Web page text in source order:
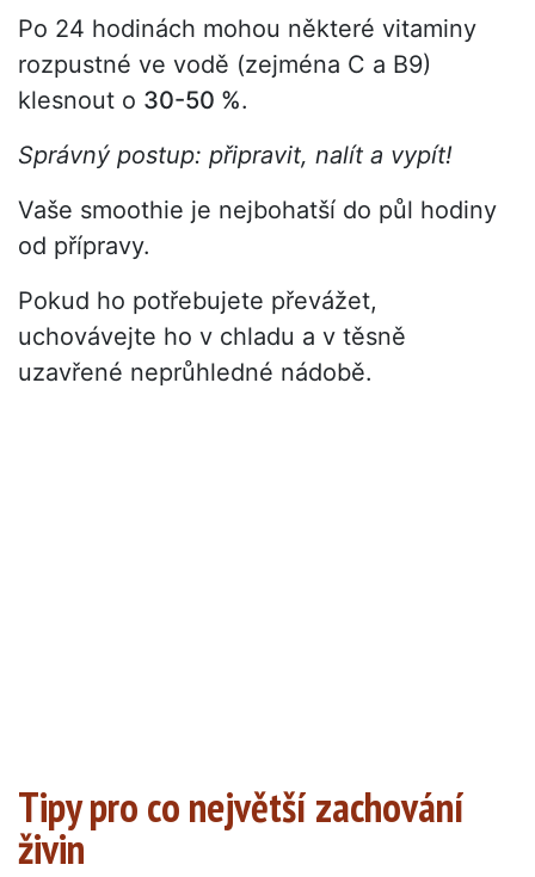
Po 24 hodinách mohou některé vitaminy
rozpustné ve vodě (zejména C a B9)
klesnout o 30-50 %.
Správný postup: připravit, nalít a vypít!
Vaše smoothie je nejbohatší do půl hodiny
od přípravy.
Pokud ho potřebujete převážet,
uchovávejte ho v chladu a v těsně
uzavřené neprůhledné nádobě.
Tipy pro co největší zachování
živin